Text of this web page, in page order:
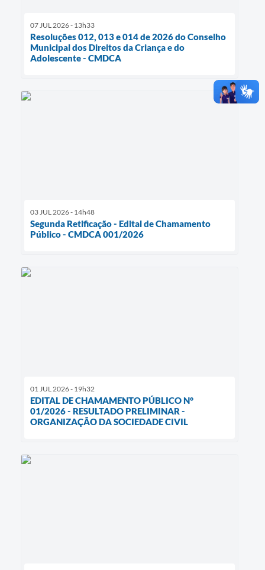
07 JUL 2026 - 13h33
Resoluções 012, 013 e 014 de 2026 do Conselho
Municipal dos Direitos da Criança e do
Adolescente - CMDCA
03 JUL 2026 - 14h48
Segunda Retificação - Edital de Chamamento
Público - CMDCA 001/2026
01 JUL 2026 - 19h32
EDITAL DE CHAMAMENTO PÚBLICO N°
01/2026 - RESULTADO PRELIMINAR -
ORGANIZAÇÃO DA SOCIEDADE CIVIL